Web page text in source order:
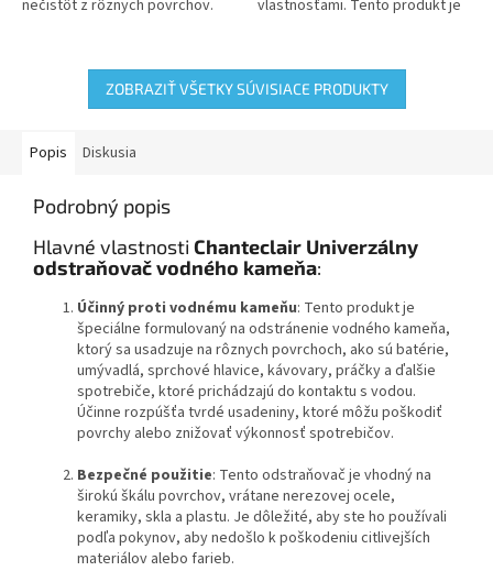
nečistôt z rôznych povrchov.
domácich...
vlastnosťami. Tento produkt je
rôznych...
ZOBRAZIŤ VŠETKY SÚVISIACE PRODUKTY
Popis Diskusia
Podrobný popis
Hlavné vlastnosti Chanteclair Univerzálny
odstraňovač vodného kameňa:
Účinný proti vodnému kameňu: Tento produkt je
špeciálne formulovaný na odstránenie vodného kameňa,
ktorý sa usadzuje na rôznych povrchoch, ako sú batérie,
umývadlá, sprchové hlavice, kávovary, práčky a ďalšie
spotrebiče, ktoré prichádzajú do kontaktu s vodou.
Účinne rozpúšťa tvrdé usadeniny, ktoré môžu poškodiť
povrchy alebo znižovať výkonnosť spotrebičov.
Bezpečné použitie: Tento odstraňovač je vhodný na
širokú škálu povrchov, vrátane nerezovej ocele,
keramiky, skla a plastu. Je dôležité, aby ste ho používali
podľa pokynov, aby nedošlo k poškodeniu citlivejších
materiálov alebo farieb.